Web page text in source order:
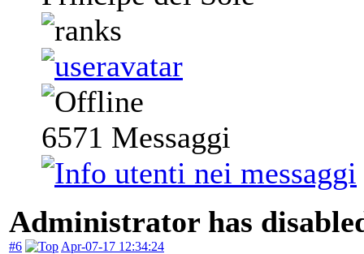
6571 Messaggi
Administrator has
#6 Apr-07-17 12:34:24